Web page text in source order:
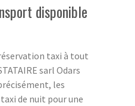
disponible
taxi à tout
sarl Odars
les
de nuit pour une